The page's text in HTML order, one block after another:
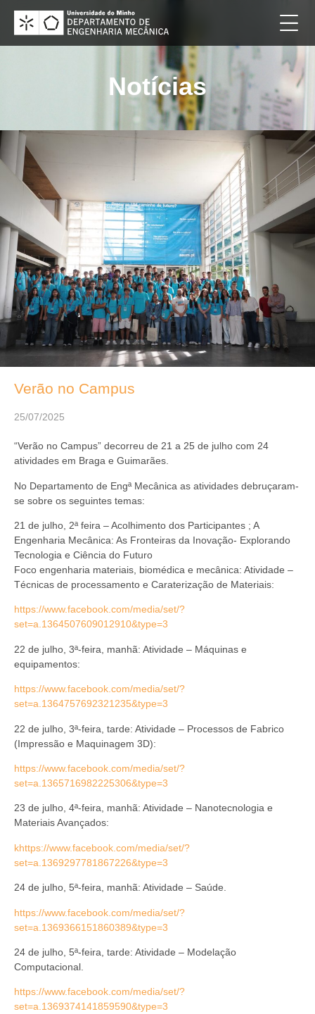
Notícias
Verão no Campus
25/07/2025
“Verão no Campus” decorreu de 21 a 25 de julho com 24
atividades em Braga e Guimarães.
No Departamento de Engª Mecânica as atividades debruçaram-
se sobre os seguintes temas:
21 de julho, 2ª feira – Acolhimento dos Participantes ; A
Engenharia Mecânica: As Fronteiras da Inovação- Explorando
Tecnologia e Ciência do Futuro
Foco engenharia materiais, biomédica e mecânica: Atividade –
Técnicas de processamento e Caraterização de Materiais:
https://www.facebook.com/media/set/?
set=a.1364507609012910&type=3
22 de julho, 3ª-feira, manhã: Atividade – Máquinas e
equipamentos:
https://www.facebook.com/media/set/?
set=a.1364757692321235&type=3
22 de julho, 3ª-feira, tarde: Atividade – Processos de Fabrico
(Impressão e Maquinagem 3D):
https://www.facebook.com/media/set/?
set=a.1365716982225306&type=3
23 de julho, 4ª-feira, manhã: Atividade – Nanotecnologia e
Materiais Avançados:
khttps://www.facebook.com/media/set/?
set=a.1369297781867226&type=3
24 de julho, 5ª-feira, manhã: Atividade – Saúde.
https://www.facebook.com/media/set/?
set=a.1369366151860389&type=3
24 de julho, 5ª-feira, tarde: Atividade – Modelação
Computacional.
https://www.facebook.com/media/set/?
set=a.1369374141859590&type=3